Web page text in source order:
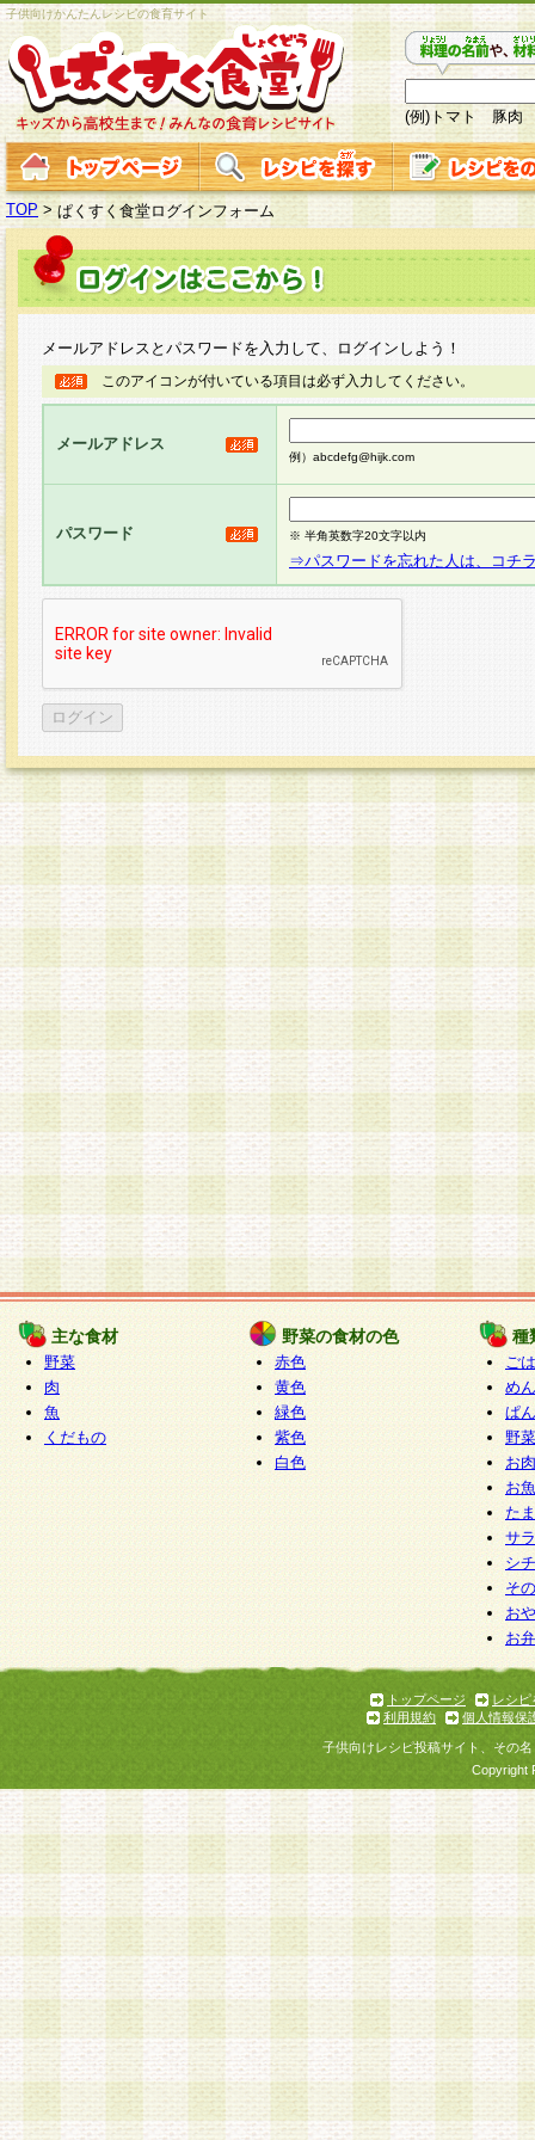
子供向けかんたんレシピの食育サイト
(例)トマト 豚肉
TOP > ぱくすく食堂ログインフォーム
メールアドレスとパスワードを入力して、ログインしよう！
このアイコンが付いている項目は必ず入力してください。
メールアドレス
例）abcdefg@hijk.com
パスワード ※ 半角英数字20文字以内
⇒パスワードを忘れた人は、コチ
主な食材
野菜
肉
魚
くだもの
野菜の食材の色
赤色
黄色
緑色
紫色
白色
種
ご
めん
ぱん
野
お
お
た
サ
シ
そ
お
お
トップページ
レシピ
利用規約
個人情報保
子供向けレシピ投稿サイト、その
Copyright